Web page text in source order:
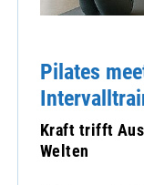
Pilates
Kraft trifft
Welten